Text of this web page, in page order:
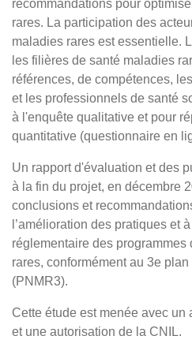
recommandations pour
rares. La participation des
maladies rares est essentielle.
les filières de santé maladies
références, de compétences,
et les professionnels de santé
à l'enquête qualitative et pour
quantitative (questionnaire en
Un rapport d'évaluation et des
à la fin du projet, en décembre
conclusions et
l’amélioration des pratiques et
réglementaire des
rares, conformément au 3e
(PNMR3).
Cette étude est menée avec
et une autorisation de la CNIL.